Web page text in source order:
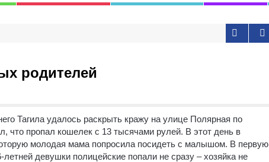
родителей
Тагила удалось раскрыть кражу на улице Полярная по
что пропал кошелек с 13 тысячами рулей. В этот день в
молодая мама попросила посидеть с малышом. В первую
девушки полицейские попали не сразу – хозяйка не